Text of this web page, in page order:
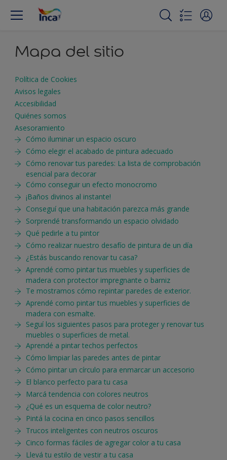
Mapa del sitio
Política de Cookies
Avisos legales
Accesibilidad
Quiénes somos
Asesoramiento
Cómo iluminar un espacio oscuro
Cómo elegir el acabado de pintura adecuado
Cómo renovar tus paredes: La lista de comprobación
esencial para decorar
Cómo conseguir un efecto monocromo
¡Baños divinos al instante!
Conseguí que una habitación parezca más grande
Sorprendé transformando un espacio olvidado
Qué pedirle a tu pintor
Cómo realizar nuestro desafío de pintura de un día
¿Estás buscando renovar tu casa?
Aprendé como pintar tus muebles y superficies de
madera con protector impregnante o barniz
Te mostramos cómo repintar paredes de exterior.
Aprendé como pintar tus muebles y superficies de
madera con esmalte.
Seguí los siguientes pasos para proteger y renovar tus
muebles o superficies de metal.
Aprendé a pintar techos perfectos
Cómo limpiar las paredes antes de pintar
Cómo pintar un círculo para enmarcar un accesorio
El blanco perfecto para tu casa
Marcá tendencia con colores neutros
¿Qué es un esquema de color neutro?
Pintá la cocina en cinco pasos sencillos
Trucos inteligentes con neutros oscuros
Cinco formas fáciles de agregar color a tu casa
Llevá tu estilo de vestir a tu casa